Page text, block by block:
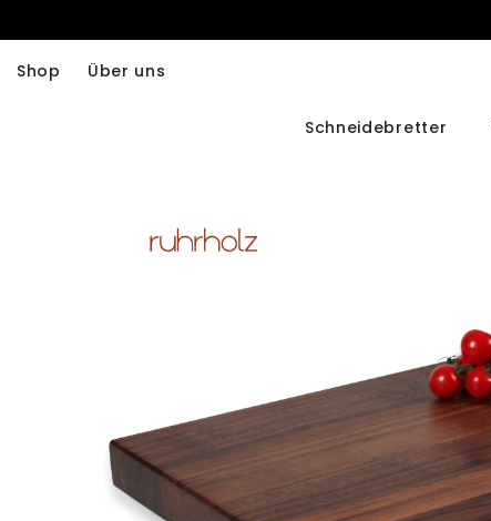
Shop Über uns
Schneidebretter